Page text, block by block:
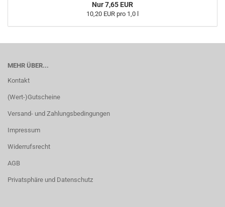
Nur 7,65 EUR
10,20 EUR pro 1,0 l
MEHR ÜBER...
Kontakt
(Wert-)Gutscheine
Versand- und Zahlungsbedingungen
Impressum
Widerrufsrecht
AGB
Privatsphäre und Datenschutz